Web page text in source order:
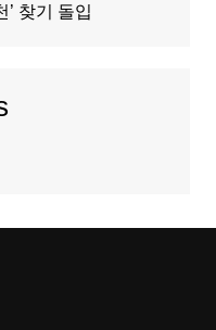
찾기 돌입